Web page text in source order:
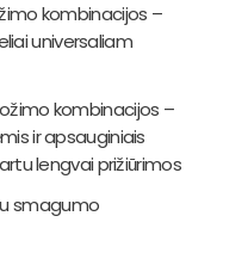
kombinacijos –
universaliam
kombinacijos –
ir apsauginiais
lengvai prižiūrimos
smagumo